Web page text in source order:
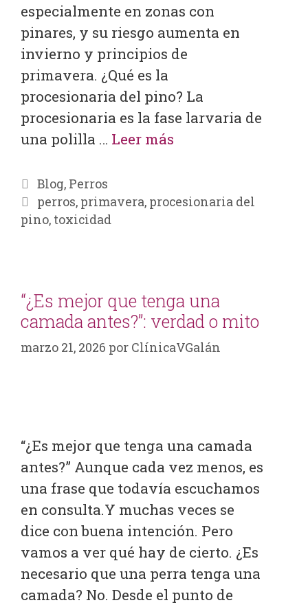
especialmente en zonas con
pinares, y su riesgo aumenta en
invierno y principios de
primavera. ¿Qué es la
procesionaria del pino? La
procesionaria es la fase larvaria de
una polilla … Leer más
Blog, Perros
perros, primavera, procesionaria del
pino, toxicidad
“¿Es mejor que tenga una
camada antes?”: verdad o mito
marzo 21, 2026 por ClínicaVGalán
“¿Es mejor que tenga una camada
antes?” Aunque cada vez menos, es
una frase que todavía escuchamos
en consulta.Y muchas veces se
dice con buena intención. Pero
vamos a ver qué hay de cierto. ¿Es
necesario que una perra tenga una
camada? No. Desde el punto de